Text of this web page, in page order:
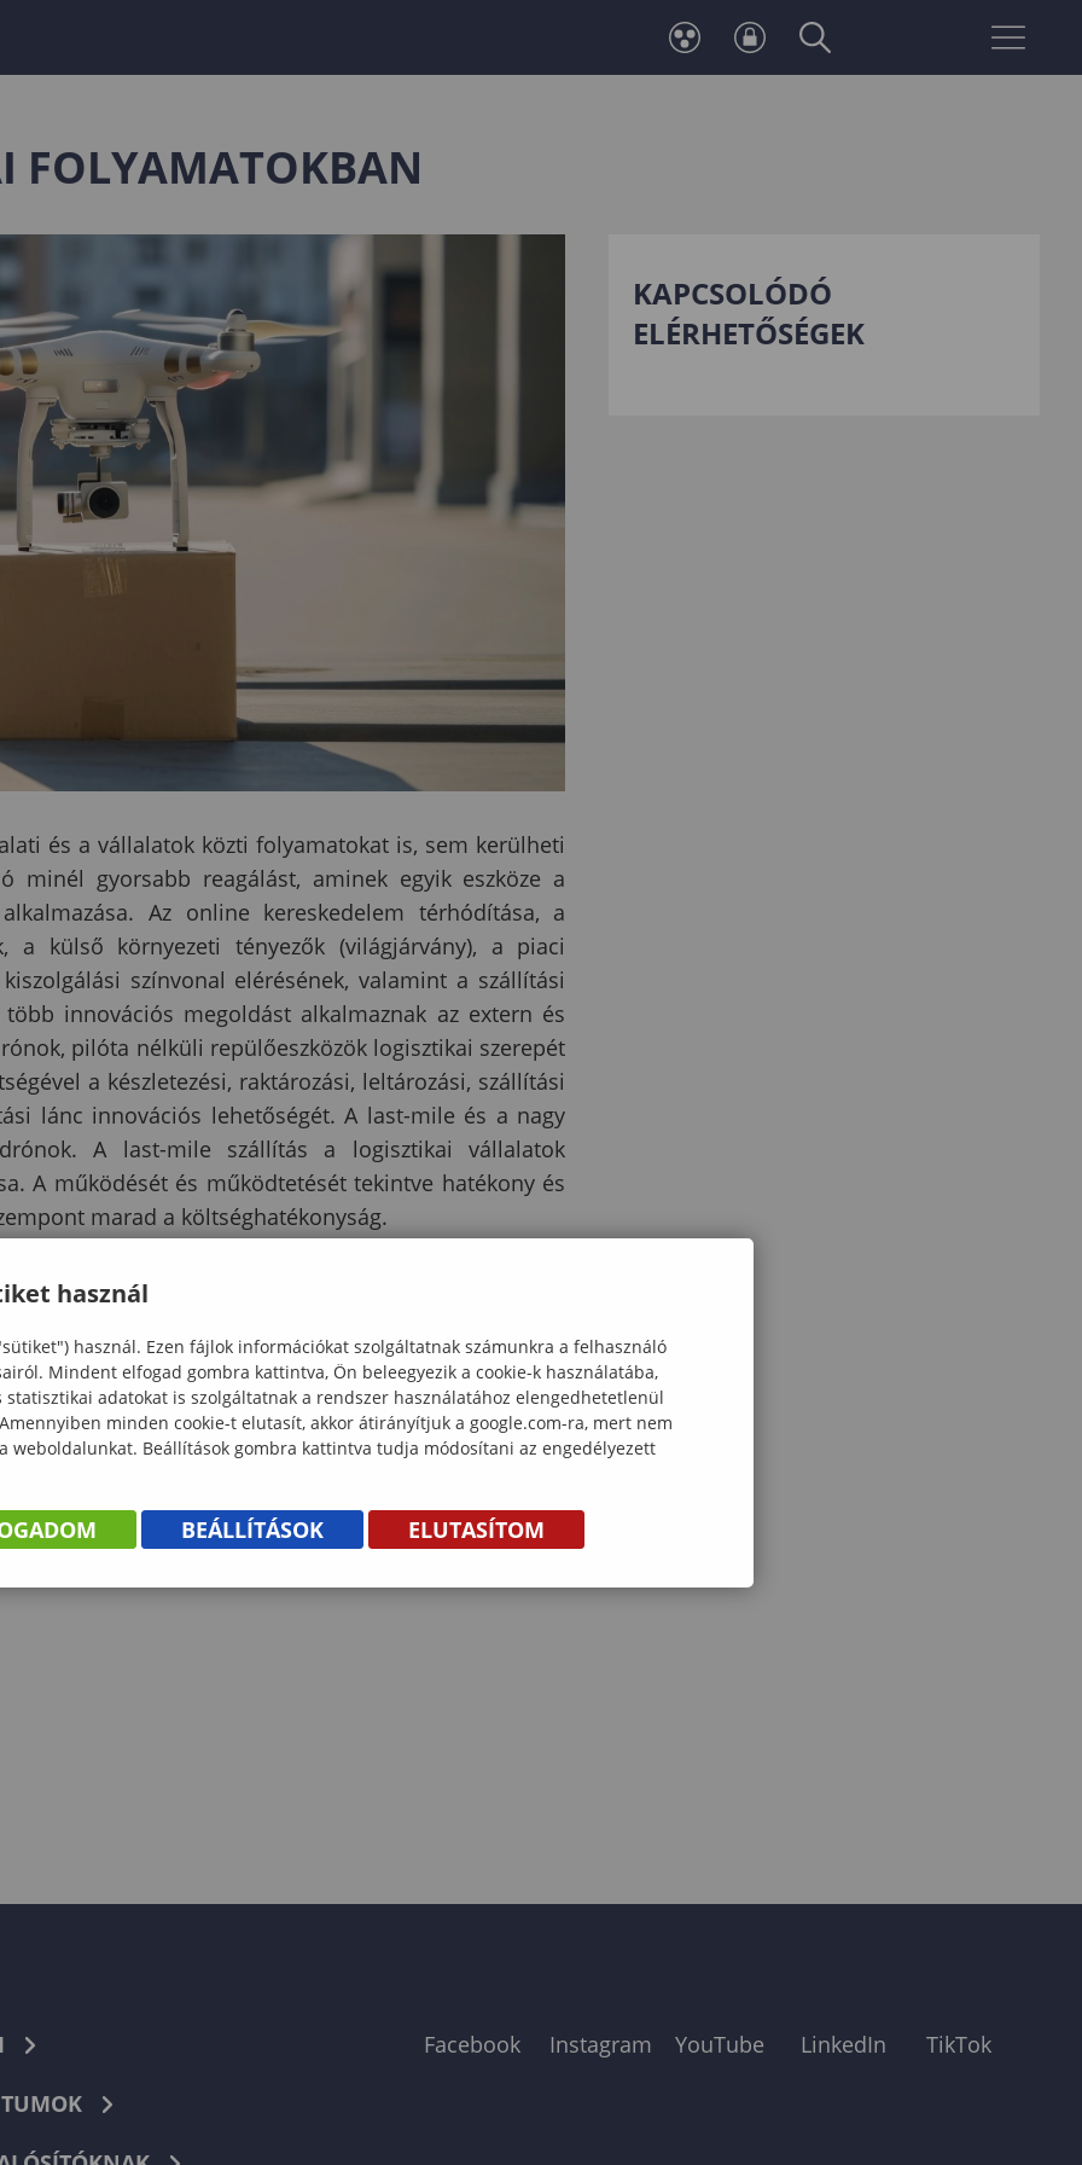
Telefonkönyv
FOLYAMATOKBAN
és a vállalatok közti folyamatokat is, sem kerülheti
minél gyorsabb reagálást, aminek egyik eszköze a
Az online kereskedelem térhódítása, a
a külső környezeti tényezők (világjárvány), a piaci
színvonal elérésének, valamint a szállítási
innovációs megoldást alkalmaznak az extern és
pilóta nélküli repülőeszközök logisztikai szerepét
a készletezési, raktározási, leltározási, szállítási
lánc innovációs lehetőségét. A last-mile és a nagy
A last-mile szállítás a logisztikai vállalatok
A működését és működtetését tekintve hatékony és
marad a költséghatékonyság.
2937
A mesterséges intelligencia szerepe a fenntartható
NAPOK pénzügyi, adózási és számviteli szakmai és
Magyarország : Soproni Egyetem Kiadó (2023) 392
KAPCSOLÓDÓ
ELÉRHETŐSÉGEK
Facebook Instagram YouTube LinkedIn TikTok
használ
használ. Ezen fájlok információkat szolgáltatnak számunkra a felhasználó
Mindent elfogad gombra kattintva, Ön beleegyezik a cookie-k használatába,
statisztikai adatokat is szolgáltatnak a rendszer használatához elengedhetetlenül
minden cookie-t elutasít, akkor átirányítjuk a google.com-ra, mert nem
weboldalunkat. Beállítások gombra kattintva tudja módosítani az engedélyezett
BEÁLLÍTÁSOK ELUTASÍTOM